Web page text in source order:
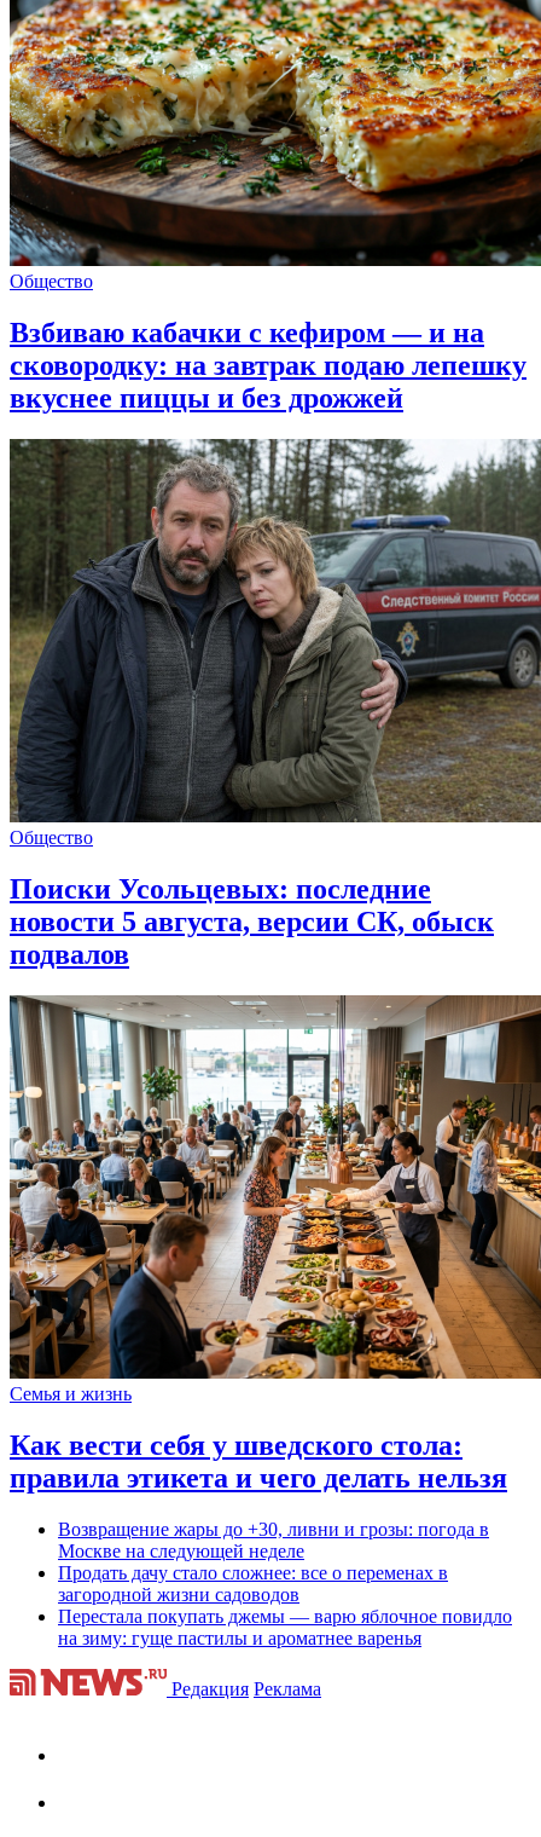
Общество
Взбиваю кабачки с кефиром — и на
сковородку: на завтрак подаю лепешку
вкуснее пиццы и без дрожжей
Общество
Поиски Усольцевых: последние
новости 5 августа, версии СК, обыск
подвалов
Семья и жизнь
Как вести себя у шведского стола:
правила этикета и чего делать нельзя
Возвращение жары до +30, ливни и грозы: погода в
Москве на следующей неделе
Продать дачу стало сложнее: все о переменах в
загородной жизни садоводов
Перестала покупать джемы — варю яблочное повидло
на зиму: гуще пастилы и ароматнее варенья
Редакция Реклама